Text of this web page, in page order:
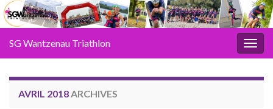
SG Wantzenau Triathlon
AVRIL 2018ARCHIVES